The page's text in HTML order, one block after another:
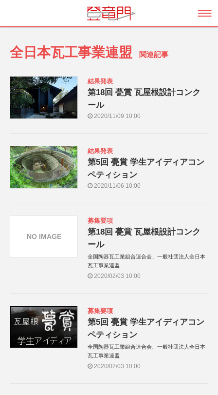
全日本瓦工事業連盟 関連記事
結果発表
第18回 甍賞 瓦屋根設計コンク
ール
2020/11/09 10:00
結果発表
第5回 甍賞 学生アイディアコン
ペティション
2020/11/06 10:00
募集要項
第18回 甍賞 瓦屋根設計コンク
ール
全国陶器瓦工業組合連合会、一般社団法人全日本
瓦工事業連盟
2020/02/03 10:00
NO IMAGE
募集要項
第5回 甍賞 学生アイディアコン
ペティション
全国陶器瓦工業組合連合会、一般社団法人全日本
瓦工事業連盟
2020/02/03 10:00